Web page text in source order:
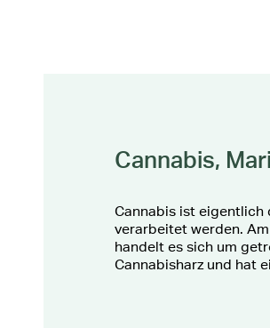
Cannabis,
Cannabis ist eigentlich
verarbeitet werden.
handelt es sich um
Cannabisharz und hat